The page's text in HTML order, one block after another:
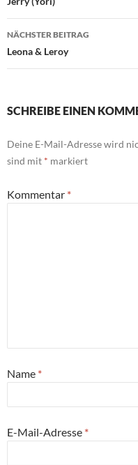
NÄCHSTER BEITRAG
Leona & Leroy
SCHREIBE EINEN
Deine E-Mail-Adresse wird
sind mit * markiert
Kommentar *
Name *
E-Mail-Adresse *